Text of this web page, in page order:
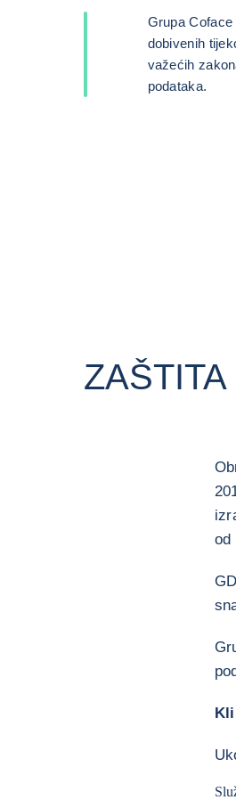
Grupa
dobivenih
važećih
podataka.
ZAŠTITA
od